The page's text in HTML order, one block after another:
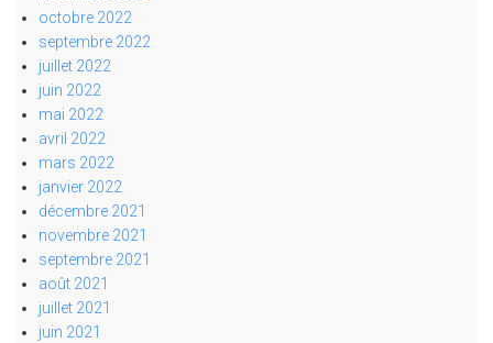
octobre 2022
septembre 2022
juillet 2022
juin 2022
mai 2022
avril 2022
mars 2022
janvier 2022
décembre 2021
novembre 2021
septembre 2021
août 2021
juillet 2021
juin 2021